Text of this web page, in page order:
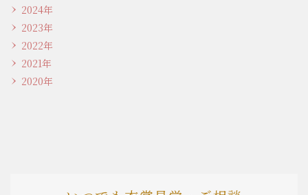
2024年
2023年
2022年
2021年
2020年